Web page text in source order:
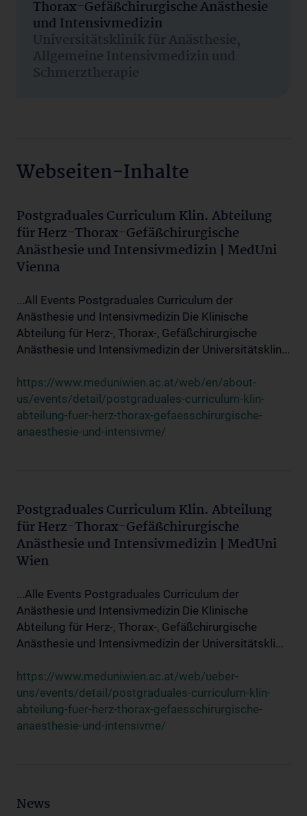
Thorax-Gefäßchirurgische Anästhesie
und Intensivmedizin
Universitätsklinik für Anästhesie,
Allgemeine Intensivmedizin und
Schmerztherapie
Webseiten-Inhalte
Postgraduales Curriculum Klin. Abteilung
für Herz-Thorax-Gefäßchirurgische
Anästhesie und Intensivmedizin | MedUni
Vienna
...All Events Postgraduales Curriculum der
Anästhesie und Intensivmedizin Die Klinische
Abteilung für Herz-, Thorax-, Gefäßchirurgische
Anästhesie und Intensivmedizin der Universitätsklin...
https://www.meduniwien.ac.at/web/en/about-
us/events/detail/postgraduales-curriculum-klin-
abteilung-fuer-herz-thorax-gefaesschirurgische-
anaesthesie-und-intensivme/
Postgraduales Curriculum Klin. Abteilung
für Herz-Thorax-Gefäßchirurgische
Anästhesie und Intensivmedizin | MedUni
Wien
...Alle Events Postgraduales Curriculum der
Anästhesie und Intensivmedizin Die Klinische
Abteilung für Herz-, Thorax-, Gefäßchirurgische
Anästhesie und Intensivmedizin der Universitätskli...
https://www.meduniwien.ac.at/web/ueber-
uns/events/detail/postgraduales-curriculum-klin-
abteilung-fuer-herz-thorax-gefaesschirurgische-
anaesthesie-und-intensivme/
News